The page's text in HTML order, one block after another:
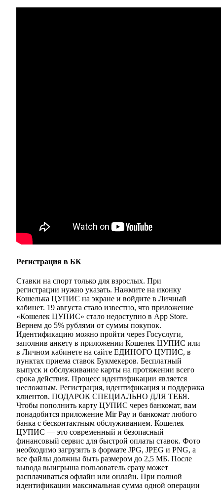
Регистрация в БК
Ставки на спорт только для взрослых. При
регистрации нужно указать. Нажмите на иконку
Кошелька ЦУПИС на экране и войдите в Личный
кабинет. 19 августа стало известно, что приложение
«Кошелек ЦУПИС» стало недоступно в App Store.
Вернем до 5% рублями от суммы покупок.
Идентификацию можно пройти через Госуслуги,
заполнив анкету в приложении Кошелек ЦУПИС или
в Личном кабинете на сайте ЕДИНОГО ЦУПИС, в
пунктах приема ставок Букмекеров. Бесплатный
выпуск и обслуживание карты на протяжении всего
срока действия. Процесс идентификации является
несложным. Регистрация, идентификация и поддержка
клиентов. ПОДАРОК СПЕЦИАЛЬНО ДЛЯ ТЕБЯ.
Чтобы пополнить карту ЦУПИС через банкомат, вам
понадобится приложение Mir Pay и банкомат любого
банка с бесконтактным обслуживанием. Кошелек
ЦУПИС — это современный и безопасный
финансовый сервис для быстрой оплаты ставок. Фото
необходимо загрузить в формате JPG, JPEG и PNG, а
все файлы должны быть размером до 2,5 МБ. После
вывода выигрыша пользователь сразу может
расплачиваться офлайн или онлайн. При полной
идентификации максимальная сумма одной операции